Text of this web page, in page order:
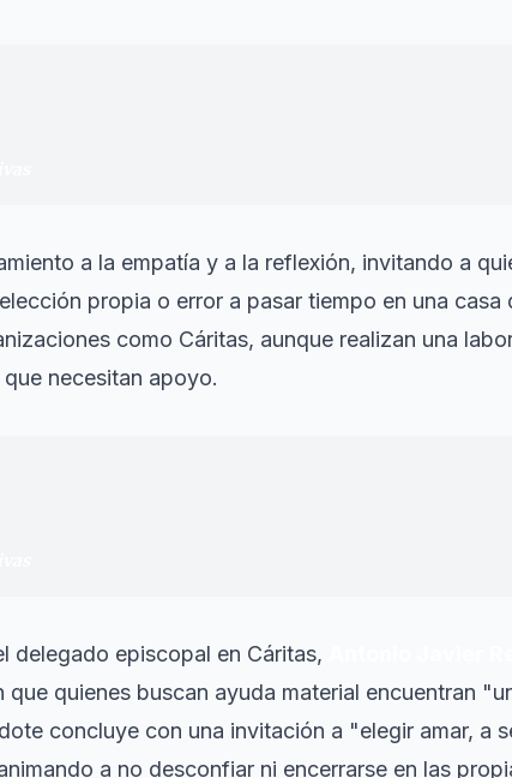
a la empatía y a la reflexión, invitando a
propia o error a pasar tiempo en una casa
como Cáritas, aunque realizan una
necesitan apoyo.
delegado episcopal en Cáritas,
que quienes buscan ayuda material encuentran
concluye con una invitación a "elegir amar, a
a no desconfiar ni encerrarse en las